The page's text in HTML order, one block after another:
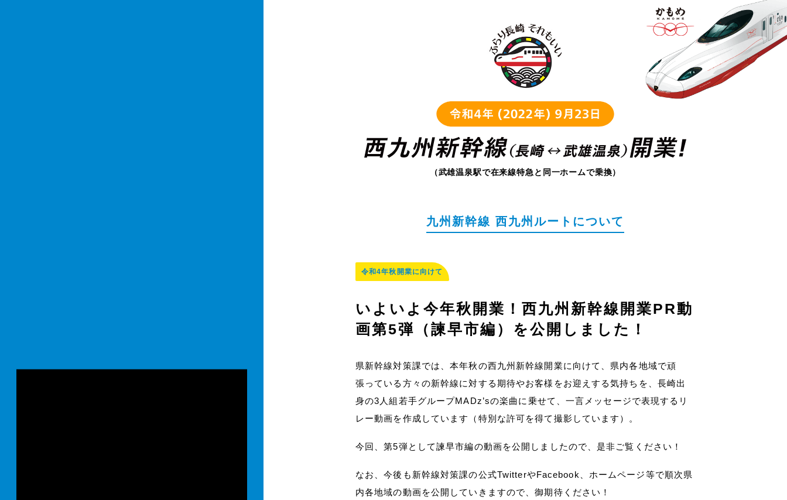
（武雄温泉駅で在来線特急と同一ホームで乗換）
九州新幹線 西九州ルートについて
令和4年秋開業に向けて
いよいよ今年秋開業！西九州新幹線開業PR動
画第5弾（諫早市編）を公開しました！
県新幹線対策課では、本年秋の西九州新幹線開業に向けて、県内各地域で頑
張っている方々の新幹線に対する期待やお客様をお迎えする気持ちを、長崎出
身の3人組若手グループMADz’sの楽曲に乗せて、一言メッセージで表現するリ
レー動画を作成しています（特別な許可を得て撮影しています）。
今回、第5弾として諫早市編の動画を公開しましたので、是非ご覧ください！
なお、今後も新幹線対策課の公式TwitterやFacebook、ホームページ等で順次県
内各地域の動画を公開していきますので、御期待ください！